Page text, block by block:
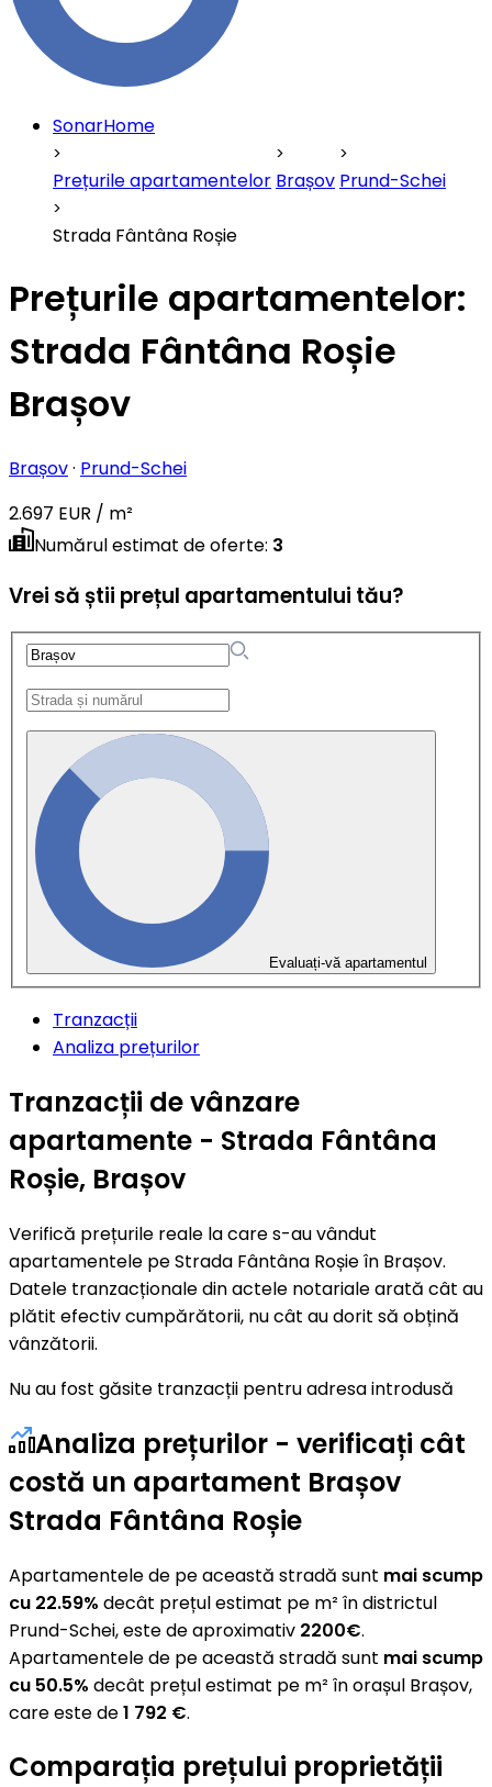
SonarHome
Prețurile apartamentelor Brașov Prund-Schei
Strada Fântâna Roșie
Prețurile apartamentelor:
Strada Fântâna Roșie
Brașov
Brașov· Prund-Schei
2.697 EUR / m²
Numărul estimat de oferte: 3
Vrei să știi prețul apartamentului tău?
Evaluați-vă apartamentul
Tranzacții
Analiza prețurilor
Tranzacții de vânzare
apartamente - Strada Fântâna
Roșie, Brașov
Verifică prețurile reale la care s-au vândut
apartamentele pe Strada Fântâna Roșie în Brașov.
Datele tranzacționale din actele notariale arată cât au
plătit efectiv cumpărătorii, nu cât au dorit să obțină
vânzătorii.
Nu au fost găsite tranzacții pentru adresa introdusă
Analiza prețurilor - verificați cât
costă un apartament Brașov
Strada Fântâna Roșie
Apartamentele de pe această stradă sunt mai scump
cu 22.59% decât prețul estimat pe m² în districtul
Prund-Schei, este de aproximativ 2200€.
Apartamentele de pe această stradă sunt mai scump
cu 50.5% decât prețul estimat pe m² în orașul Brașov,
care este de1 792 €.
Comparația prețului proprietății